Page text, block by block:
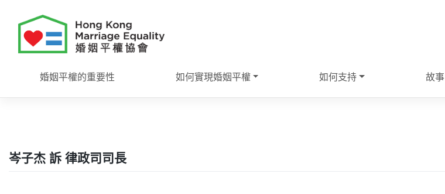
content
婚姻平權的重要性 如何實現婚姻平權 如何支持 故事
岑子杰 訴 律政司司長